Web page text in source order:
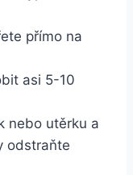
přímo na
asi 5-10
nebo⁤ utěrku a
odstraňte